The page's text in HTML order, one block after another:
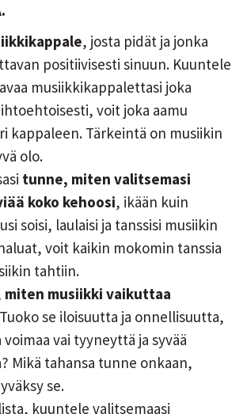
, josta pidät ja jonka
positiivisesti sinuun. Kuuntele
musiikkikappalettasi joka
voit joka aamu
kappaleen. Tärkeintä on musiikin
olo.
tunne, miten valitsemasi
koko kehoosi, ikään kuin
soisi, laulaisi ja tanssisi musiikin
voit kaikin mokomin tanssia
tahtiin.
miten musiikki vaikuttaa
se iloisuutta ja onnellisuutta,
vai tyyneyttä ja syvää
Mikä tahansa tunne onkaan,
se.
kuuntele valitsemaasi